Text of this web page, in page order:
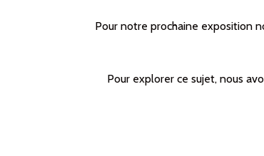
Pour notre prochaine exposition
Pour explorer ce sujet, nous